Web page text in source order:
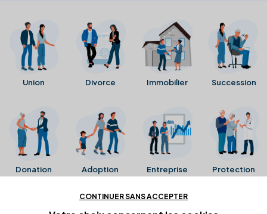
Union Divorce Immobilier Succession
Donation Adoption Entreprise Protection
CONTINUER SANS ACCEPTER